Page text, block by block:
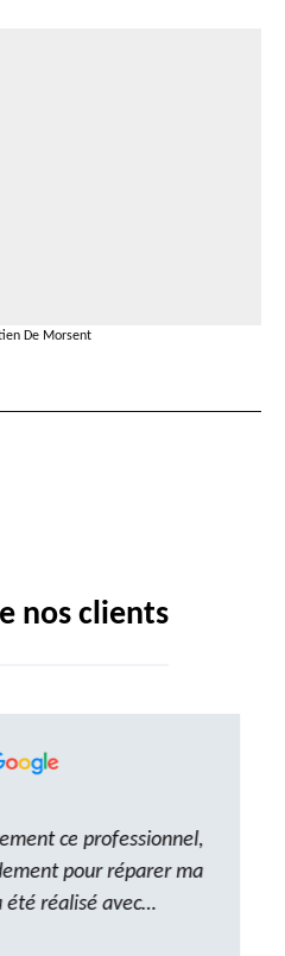
De Morsent
nos clients
ce professionnel,
pour réparer ma
réalisé avec